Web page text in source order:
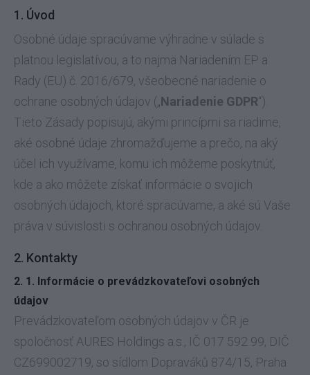
1. Úvod
Osobné údaje spracúvame výhradne v súlade s
platnou legislatívou, a to najmä Nariadením EP a
Rady (EU) č. 2016/679, všeobecné nariadenie o
ochrane osobných údajov („Nariadenie GDPR“).
Tieto Zásady popisujú, akými princípmi sa riadime,
aké osobné údaje zhromažďujeme a prečo, na aký
účel ich využívame, komu ich môžeme poskytnúť,
kde a ako môžete získať informácie o svojich
osobných údajoch, ktoré spracúvame, a aké sú Vaše
práva v súvislosti s ochranou osobných údajov.
2. Kontakty
2. 1. Informácie o prevádzkovateľovi osobných
údajov
Prevádzkovateľom osobných údajov v ČR je
spoločnosť AURES Holdings a.s., IČ 017 592 99, DIČ
CZ699002719, so sídlom Dopraváků 874/15, Praha